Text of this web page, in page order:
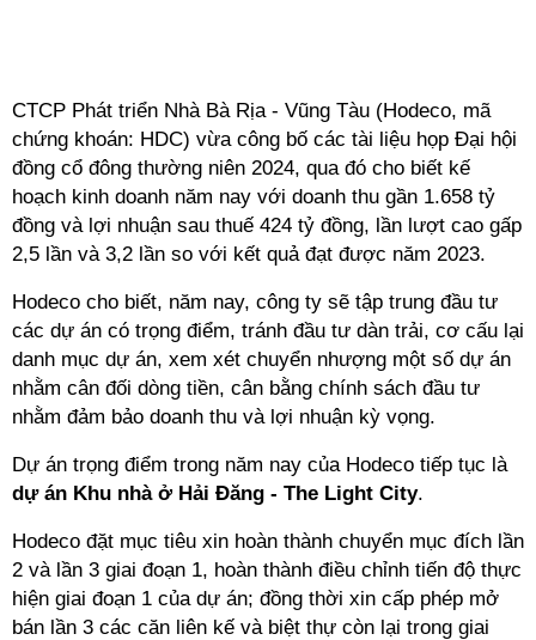
CTCP Phát triển Nhà Bà Rịa - Vũng Tàu (Hodeco, mã
chứng khoán: HDC) vừa công bố các tài liệu họp Đại hội
đồng cổ đông thường niên 2024, qua đó cho biết kế
hoạch kinh doanh năm nay với doanh thu gần 1.658 tỷ
đồng và lợi nhuận sau thuế 424 tỷ đồng, lần lượt cao gấp
2,5 lần và 3,2 lần so với kết quả đạt được năm 2023.
Hodeco cho biết, năm nay, công ty sẽ tập trung đầu tư
các dự án có trọng điểm, tránh đầu tư dàn trải, cơ cấu lại
danh mục dự án, xem xét chuyển nhượng một số dự án
nhằm cân đối dòng tiền, cân bằng chính sách đầu tư
nhằm đảm bảo doanh thu và lợi nhuận kỳ vọng.
Dự án trọng điểm trong năm nay của Hodeco tiếp tục là
dự án Khu nhà ở Hải Đăng - The Light City.
Hodeco đặt mục tiêu xin hoàn thành chuyển mục đích lần
2 và lần 3 giai đoạn 1, hoàn thành điều chỉnh tiến độ thực
hiện giai đoạn 1 của dự án; đồng thời xin cấp phép mở
bán lần 3 các căn liên kế và biệt thự còn lại trong giai